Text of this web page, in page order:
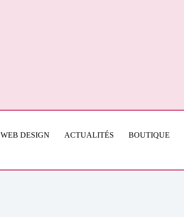
WEB DESIGN ACTUALITÉS BOUTIQUE